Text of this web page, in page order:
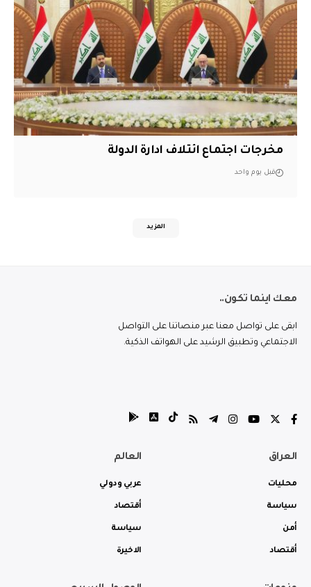
مخرجات اجتماع ائتلاف ادارة الدولة
قبل يوم واحد
المزيد
معك اينما تكون..
ابقى على تواصل معنا عبر منصاتنا على التواصل
الاجتماعي وتطبيق الرشيد على الهواتف الذكية.
العراق
محليات
سياسة
أمن
أقتصاد
العالم
عربي ودولي
أقتصاد
سياسة
الاخيرة